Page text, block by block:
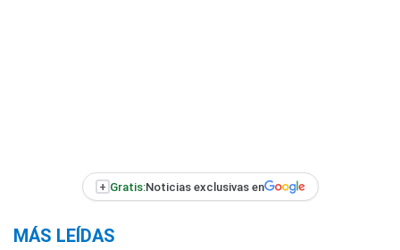
+ Gratis:Noticias exclusivas en
MÁS LEÍDAS